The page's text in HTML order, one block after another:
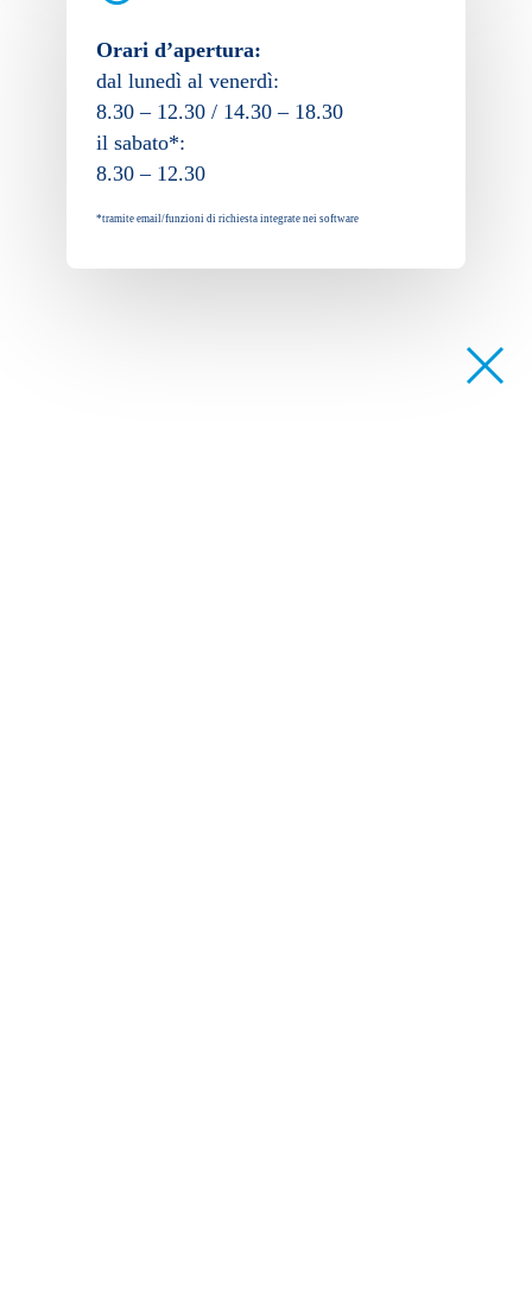
Orari d’apertura:
dal lunedì al venerdì:
8.30 – 12.30 / 14.30 – 18.30
il sabato*:
8.30 – 12.30
*tramite email/funzioni di richiesta integrate nei software